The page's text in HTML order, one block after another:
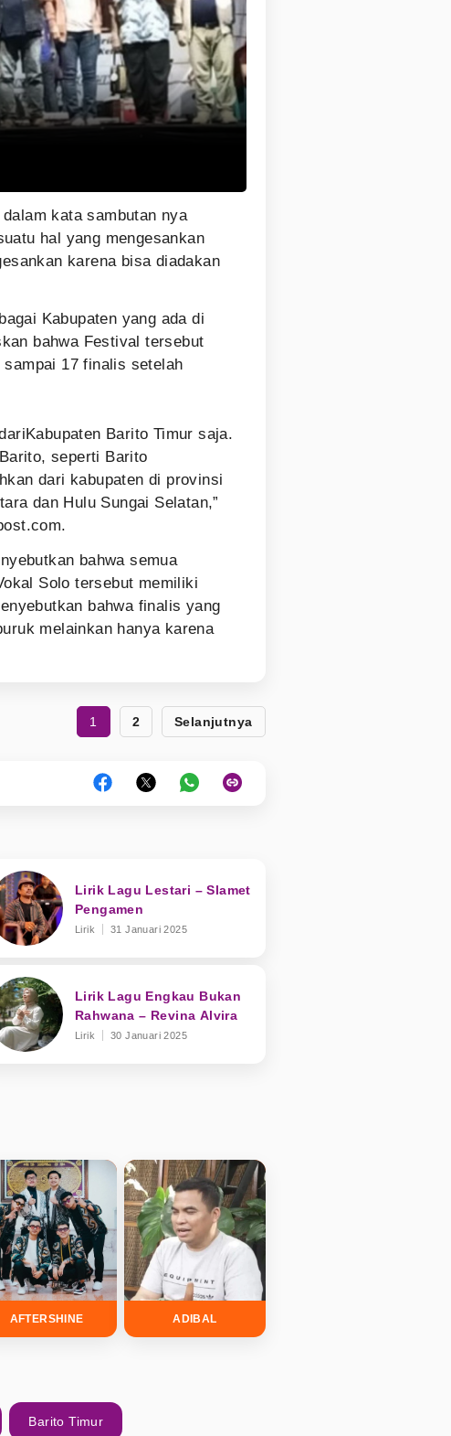
kata sambutan nya
hal yang mengesankan
karena bisa diadakan
Kabupaten yang ada di
bahwa Festival tersebut
17 finalis setelah
Barito Timur saja.
seperti Barito
dari kabupaten di provinsi
dan Hulu Sungai Selatan,”
bahwa semua
Solo tersebut memiliki
bahwa finalis yang
melainkan hanya karena
1 2 Selanjutnya
Lirik Lagu Lestari – Slamet
Pengamen
Lirik 31 Januari 2025
Lirik Lagu Engkau Bukan
Rahwana – Revina Alvira
Lirik 30 Januari 2025
AFTERSHINE ADIBAL
Barito Timur